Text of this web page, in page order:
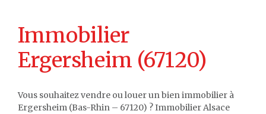
Immobilier
Ergersheim (67120)
Vous souhaitez vendre ou louer un bien immobilier à
Ergersheim (Bas-Rhin – 67120) ? Immobilier Alsace